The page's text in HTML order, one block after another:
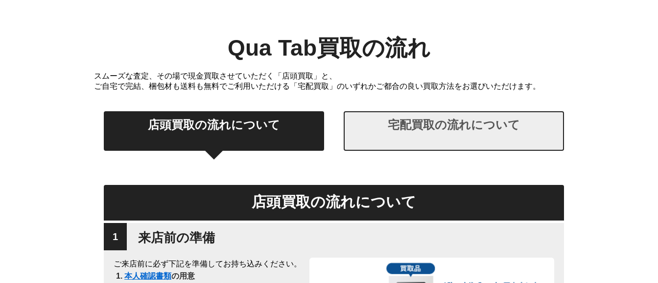
Qua Tab買取の流れ
スムーズな査定、その場で現金買取させていただく「店頭買取」と、
ご自宅で完結、梱包材も送料も無料でご利用いただける「宅配買取」のいずれかご都合の良い買取方法をお選びいただけます。
店頭買取の流れについて 宅配買取の流れについて
店頭買取の流れについて
来店前の準備
ご来店前に必ず下記を準備してお持ち込みください。
本人確認書類の用意